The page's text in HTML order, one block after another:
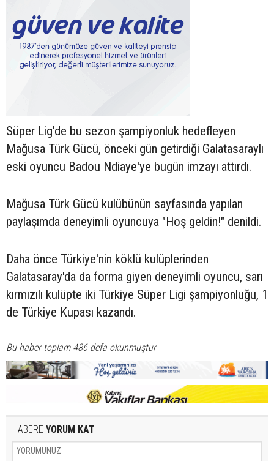
Süper Lig'de bu sezon şampiyonluk hedefleyen
Mağusa Türk Gücü, önceki gün getirdiği Galatasaraylı
eski oyuncu Badou Ndiaye'ye bugün imzayı attırdı.
Mağusa Türk Gücü kulübünün sayfasında yapılan
paylaşımda deneyimli oyuncuya "Hoş geldin!" denildi.
Daha önce Türkiye'nin köklü kulüplerinden
Galatasaray'da da forma giyen deneyimli oyuncu, sarı
kırmızılı kulüpte iki Türkiye Süper Ligi şampiyonluğu, 1
de Türkiye Kupası kazandı.
Bu haber toplam 486 defa okunmuştur
HABERE YORUM KAT